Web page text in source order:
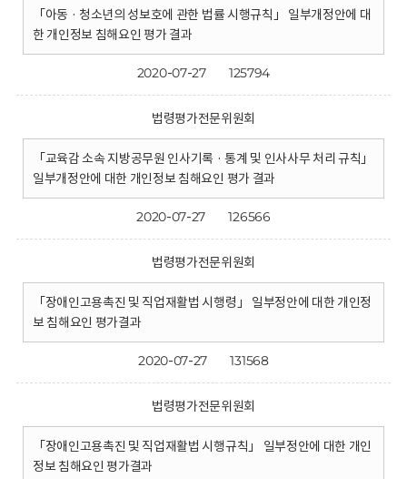
「아동 · 청소년의 성보호에 관한 법률 시행규칙」 일부개정안에 대
한 개인정보 침해요인 평가 결과
2020-07-27 125794
법령평가전문위원회
「교육감 소속 지방공무원 인사기록 · 통계 및 인사사무 처리 규칙」
일부개정안에 대한 개인정보 침해요인 평가 결과
2020-07-27 126566
법령평가전문위원회
「장애인고용촉진 및 직업재활법 시행령」 일부정안에 대한 개인정
보 침해요인 평가결과
2020-07-27 131568
법령평가전문위원회
「장애인고용촉진 및 직업재활법 시행규칙」 일부정안에 대한 개인
정보 침해요인 평가결과